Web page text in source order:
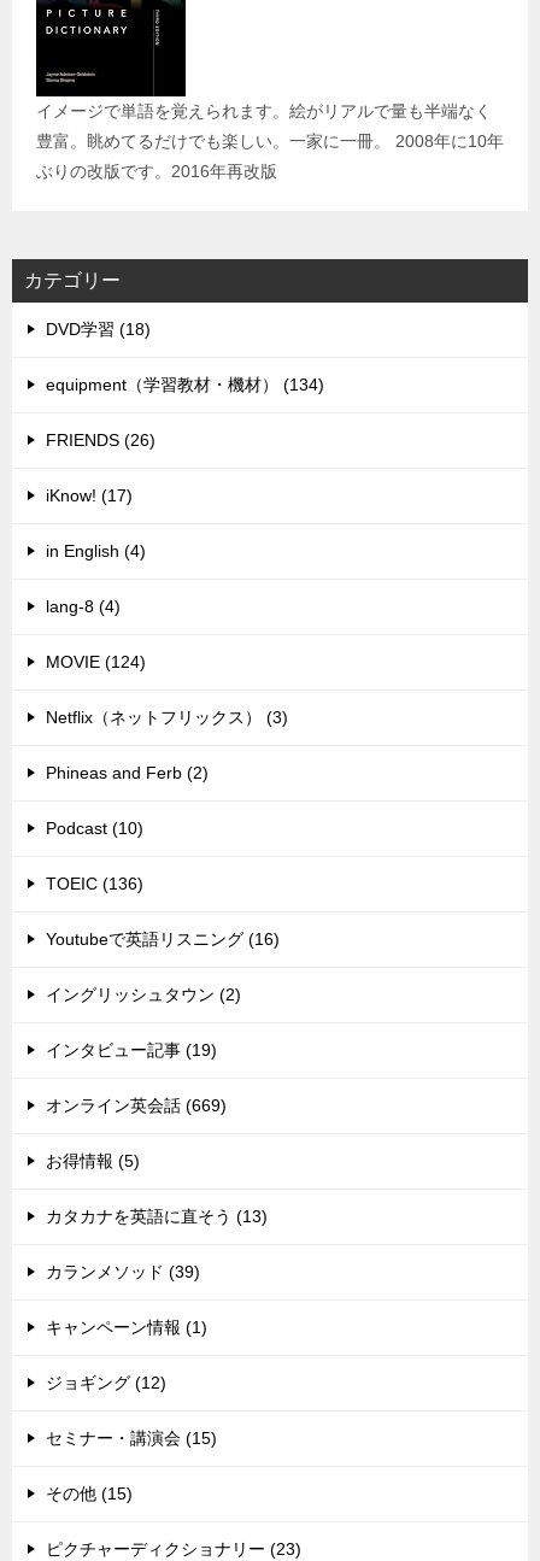
イメージで単語を覚えられます。絵がリアルで量も半端なく
豊富。眺めてるだけでも楽しい。一家に一冊。 2008年に10年
ぶりの改版です。2016年再改版
カテゴリー
DVD学習 (18)
equipment（学習教材・機材） (134)
FRIENDS (26)
iKnow! (17)
in English (4)
lang-8 (4)
MOVIE (124)
Netflix（ネットフリックス） (3)
Phineas and Ferb (2)
Podcast (10)
TOEIC (136)
Youtubeで英語リスニング (16)
イングリッシュタウン (2)
インタビュー記事 (19)
オンライン英会話 (669)
お得情報 (5)
カタカナを英語に直そう (13)
カランメソッド (39)
キャンペーン情報 (1)
ジョギング (12)
セミナー・講演会 (15)
その他 (15)
ピクチャーディクショナリー (23)